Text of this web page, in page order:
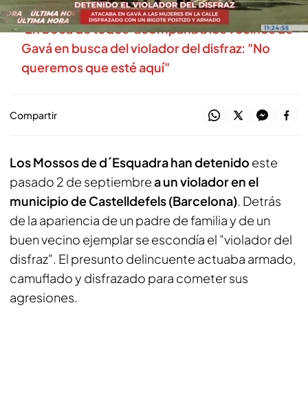
'En boca de todos' acompaña a los vecinos de
Gavá en busca del violador del disfraz: "No
queremos que esté aquí"
Compartir
Los Mossos de d´Esquadra han detenido este
pasado 2 de septiembrea un violador en el
municipio de Castelldefels (Barcelona). Detrás
de la apariencia de un padre de familia y de un
buen vecino ejemplar se escondía el "violador del
disfraz". El presunto delincuente actuaba armado,
camuflado y disfrazado para cometer sus
agresiones.